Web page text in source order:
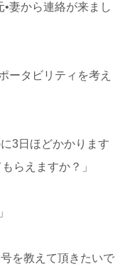
妻から連絡が来まし
ータビリティを考え
3日ほどかかります
らえますか？」
を教えて頂きたいで